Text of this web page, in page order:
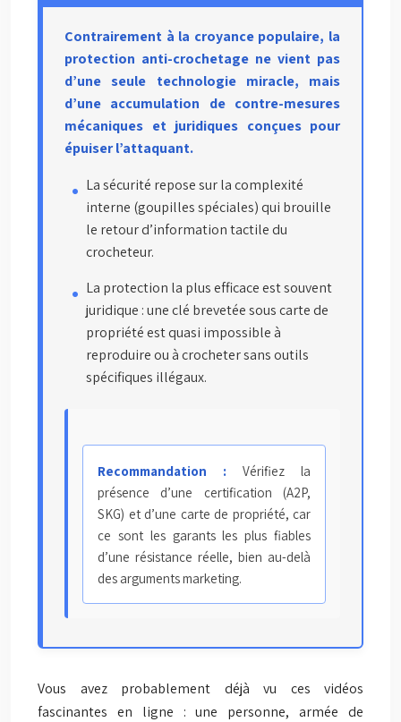
Contrairement à la croyance populaire, la
protection anti-crochetage ne vient pas
d’une seule technologie miracle, mais
d’une accumulation de contre-mesures
mécaniques et juridiques conçues pour
épuiser l’attaquant.
La sécurité repose sur la complexité
interne (goupilles spéciales) qui brouille
le retour d’information tactile du
crocheteur.
La protection la plus efficace est souvent
juridique : une clé brevetée sous carte de
propriété est quasi impossible à
reproduire ou à crocheter sans outils
spécifiques illégaux.
Recommandation : Vérifiez la
présence d’une certification (A2P,
SKG) et d’une carte de propriété, car
ce sont les garants les plus fiables
d’une résistance réelle, bien au-delà
des arguments marketing.
Vous avez probablement déjà vu ces vidéos
fascinantes en ligne : une personne, armée de